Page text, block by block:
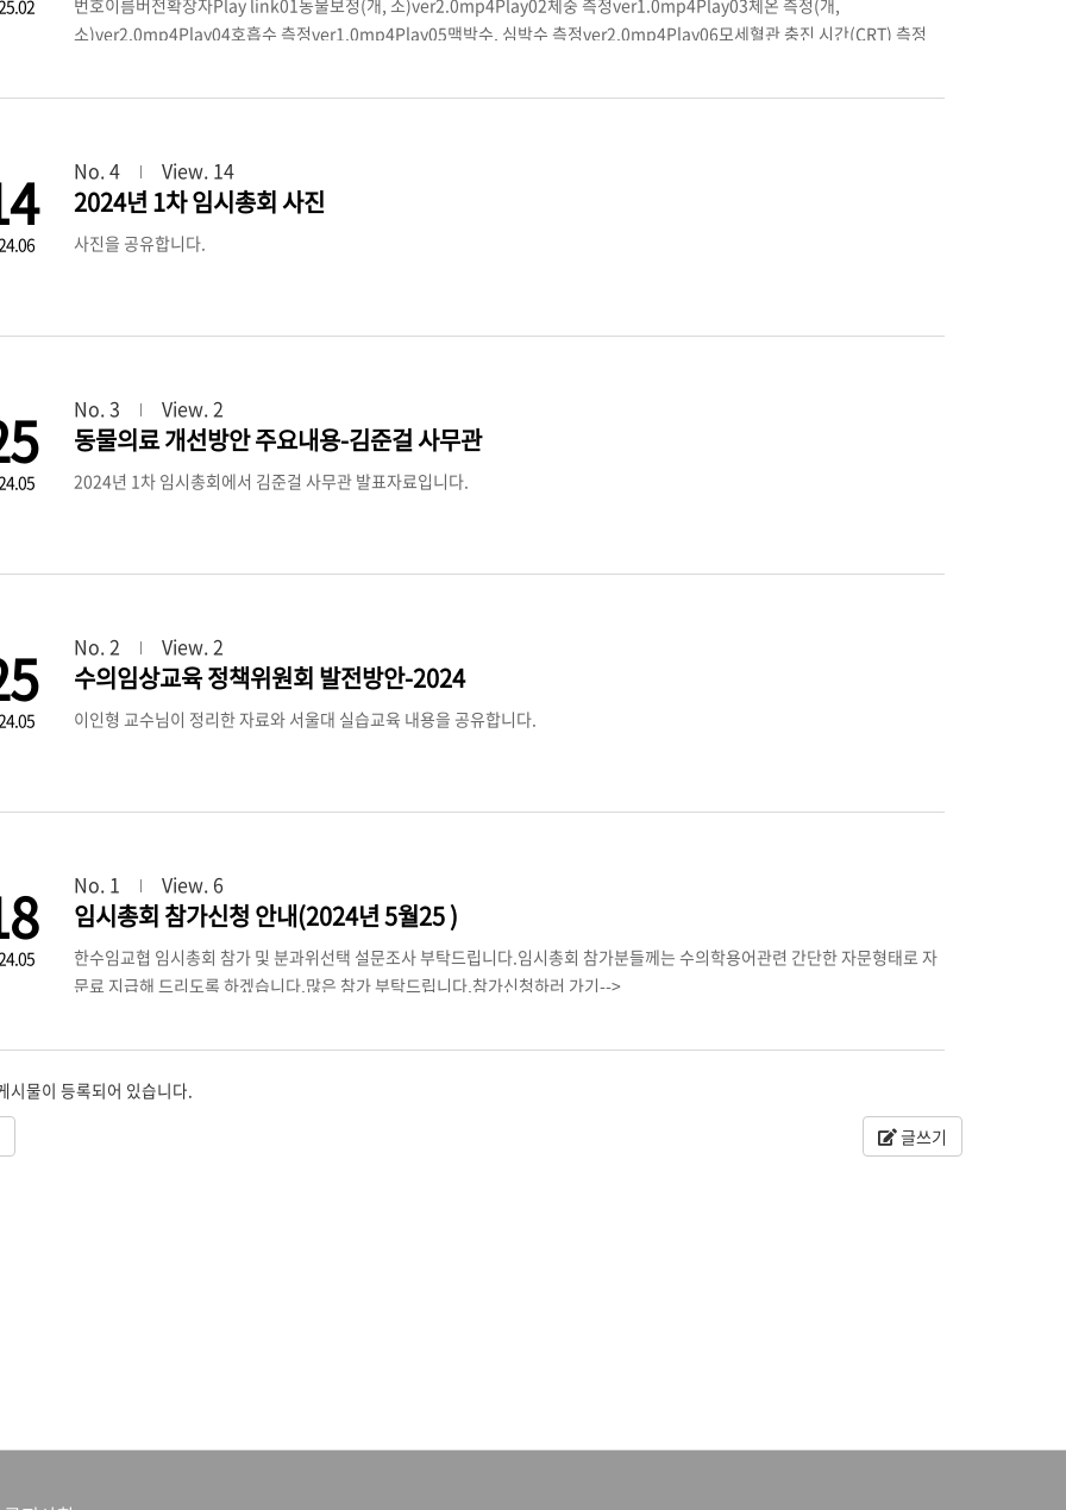
번호이름버전확장자Play link01동물보정(개, 소)ver2.0mp4Play02체중 측정ver1.0mp4Play03체온 측정(개,
소)ver2.0mp4Play04호흡수 측정ver1.0mp4Play05맥박수, 심박수 측정ver2.0mp4Play06모세혈관 충진 시간(CRT) 측정
ver4.0mp4Play21가슴 X선 프레젠테이션ver3.0mp4Play22배 X선 프레젠테이션ver2.0mp4Play23근골격계 X선 프레젠테
이션ver5.0mp4Play24요채취 및 검사ver3.0mp4Play25분변 검사ver2.0mp4Play26도말 표본 제작 및 검사
ver3.0mp4Play27신경계 검사ver1.1mp4Play28정형외과 검사ver4.0mp4Play29복강 천자ver1.0mp4Play30흉강 천자
ver1.0mp4Play49매듭 및 봉합ver1.0mp4Play50드레싱ver1.0mp4Play51흡입 마취기의 사용ver1.0mp4Play52마취 환자
감시장치 사용ver1.0mp4Play53국소 마취ver1.0mp4Play54주사 마취ver1.0mp4Play
No. 4 View. 14
2024년 1차 임시총회 사진
사진을 공유합니다.
No. 3 View. 2
동물의료 개선방안 주요내용-김준걸 사무관
2024년 1차 임시총회에서 김준걸 사무관 발표자료입니다.
No. 2 View. 2
수의임상교육 정책위원회 발전방안-2024
이인형 교수님이 정리한 자료와 서울대 실습교육 내용을 공유합니다.
No. 1 View. 6
임시총회 참가신청 안내(2024년 5월25 )
한수임교협 임시총회 참가 및 분과위선택 설문조사 부탁드립니다.임시총회 참가분들께는 수의학용어관련 간단한 자문형태로 자
문료 지급해 드리도록 하겠습니다.많은 참가 부탁드립니다.참가신청하러 가기-->
시물이 등록되어 있습니다.
글쓰기